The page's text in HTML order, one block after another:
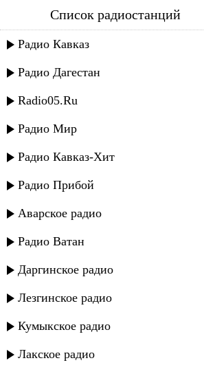
подлога вечерняя 2016
Список радиостанций
Радио Кавказ
Радио Дагестан
Radio05.Ru
Радио Мир
Радио Кавказ-Хит
Радио Прибой
Аварское радио
Радио Ватан
Даргинское радио
Лезгинское радио
Кумыкское радио
Лакское радио
Марзият Абдуллаева - Ахмад
Цумадинский(Аварские песни